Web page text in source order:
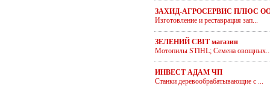
ЗАХИД-АГРОСЕРВИС ПЛЮС
Изготовление и реставрация зап...
ЗЕЛЕНИЙ СВІТ магазин
Мотопилы STIHL; Семена
ИНВЕСТ АДАМ ЧП
Станки деревообрабатывающие с ...